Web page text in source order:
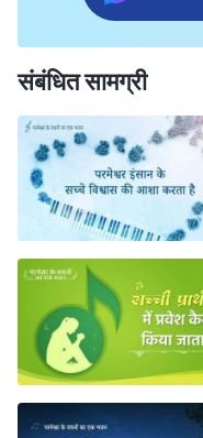
संबंधित सामग्री